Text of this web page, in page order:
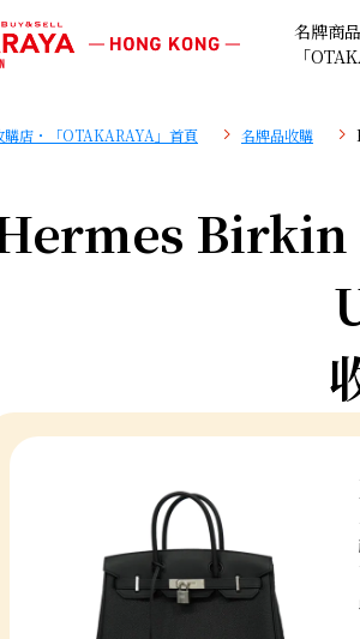
名牌商
「
購店・「OTAKARAYA」首頁 名牌品收購
Birkin